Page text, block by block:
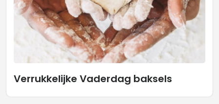
Verrukkelijke Vaderdag baksels